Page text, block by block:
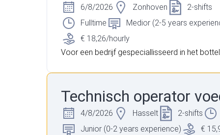
6/8/2026 Zonhoven
2-shifts
Fulltime
Medior (2-5 years
€ 18,26/hourly
Voor een bedrijf gespeciallisseerd in het
n Zonhoven zijn we opzoek naar een
n ben jij bereidt om te werken in de 2-ploegen?
zeker verder!
Technisch operator
4/8/2026 Hasselt 2-shifts
Junior (0-2 years experience)
€